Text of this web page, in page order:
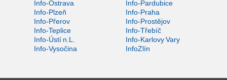
Info-Ostrava
Info-Pardubice
Info-Plzeň
Info-Praha
Info-Přerov
Info-Prostějov
Info-Teplice
Info-Třebíč
Info-Ústí n.L.
Info-Karlovy Vary
Info-Vysočina
InfoZlín